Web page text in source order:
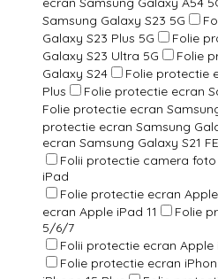
Samsung Galaxy S23 5G
Galaxy S23 Plus 5G
Folie
Galaxy S23 Ultra 5G
Folie
Galaxy S24
Folie protectie
Plus
Folie protectie ecran
Folie protectie ecran
protectie ecran Samsung
ecran Samsung Galaxy S21
Folii protectie camera foto
iPad
Folie protectie ecran
ecran Apple iPad 11
Folie
5/6/7
Folii protectie ecran Apple
Folie protectie ecran